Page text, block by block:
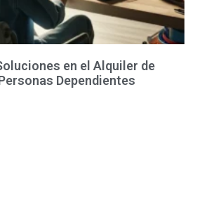
en el Alquiler de
Dependientes